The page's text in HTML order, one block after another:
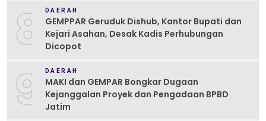
8 DAERAH
GEMPPAR Geruduk Dishub, Kantor Bupati dan
Kejari Asahan, Desak Kadis Perhubungan
Dicopot
9 DAERAH
MAKI dan GEMPAR Bongkar Dugaan
Kejanggalan Proyek dan Pengadaan BPBD
Jatim